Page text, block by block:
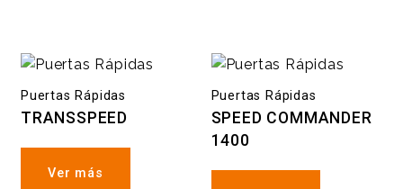
Puertas Rápidas
TRANSSPEED
Ver más
Puertas Rápidas
SPEED COMMANDER
1400